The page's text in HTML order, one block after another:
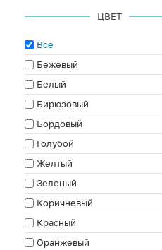
ЦВЕТ
Все
Бежевый
Белый
Бирюзовый
Бордовый
Голубой
Желтый
Зеленый
Коричневый
Красный
Оранжевый